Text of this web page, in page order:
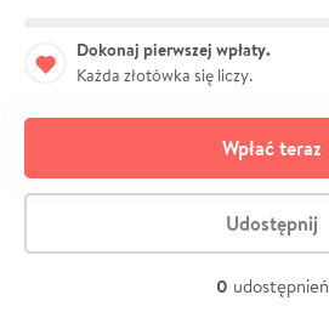
Dokonaj pierwszej wpłaty.
Każda złotówka się liczy.
Wpłać teraz
Udostępnij
0 udostępnień